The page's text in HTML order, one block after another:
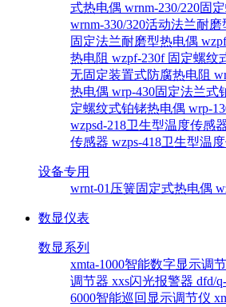
式热电偶 wrnm-230/220固
wrnm-330/320活动法兰耐
固定法兰耐磨型热电偶
热电阻 wzpf-230f 固定螺纹
无固定装置式防腐热电阻
热电偶 wrp-430固定法兰式
定螺纹式铂铑热电偶 wrp-
wzpsd-218卫生型温度传感
传感器 wzps-418卫生型温
设备专用
wrnt-01压簧固定式热电偶
数显仪表
数显系列
xmta-1000智能数字显示调
调节器 xxs闪光报警器 dfd/
6000智能巡回显示调节仪